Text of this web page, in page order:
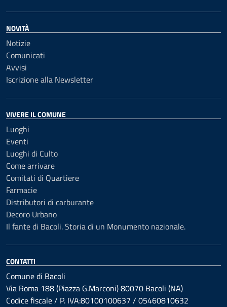
NOVITÀ
Notizie
Comunicati
Avvisi
Iscrizione alla Newsletter
VIVERE IL COMUNE
Luoghi
Eventi
Luoghi di Culto
Come arrivare
Comitati di Quartiere
Farmacie
Distributori di carburante
Decoro Urbano
Il fante di Bacoli. Storia di un Monumento nazionale.
CONTATTI
Comune di Bacoli
Via Roma 188 (Piazza G.Marconi) 80070 Bacoli (NA)
Codice fiscale / P. IVA:80100100637 / 05460810632